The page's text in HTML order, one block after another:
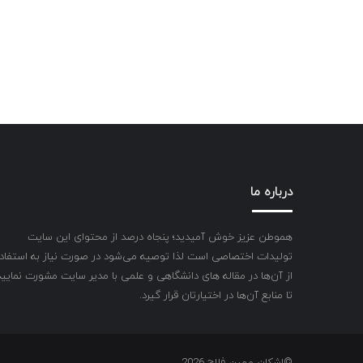
درباره ما
هموطن عزیز خوش آمیدید؛ پنجاه درصد از محتوای این سایت
تولیدات اختصاصی است لذا توصیه می‌شود در صورت نیاز به
از آن‌ها در مقاله های دانشگاهی و علمی با مدیر سایت مشورت
تا منابع آن‌ها در اختیارتان قرار گیرد.